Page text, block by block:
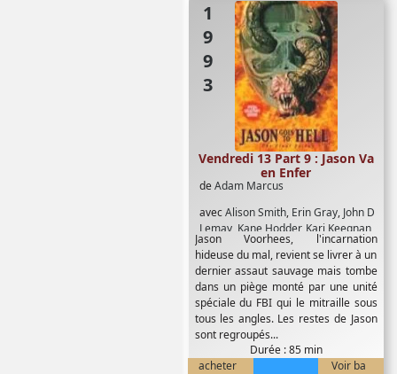
1993
deAdam Marcus
avecAlison Smith, Erin Gray, John D
Lemay, Kane Hodder, Kari Keegnan,
Steven Culp,Steven Williams
Vendredi 13 Part 9 : Jason Va
en Enfer
Jason Voorhees, l'incarnation
hideuse du mal, revient se livrer à un
dernier assaut sauvage mais tombe
dans un piège monté par une unité
spéciale du FBI qui le mitraille sous
tous les angles. Les restes de Jason
sont regroupés...
Durée : 85 min
acheter
Voir ba